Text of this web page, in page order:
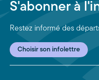
S'abonner à
Restez informé des
Choisir son infolettre